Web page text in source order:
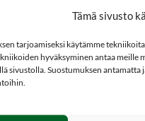
Tämä sivusto
tarjoamiseksi käytämme
hyväksyminen antaa
sivustolla. Suostumuksen